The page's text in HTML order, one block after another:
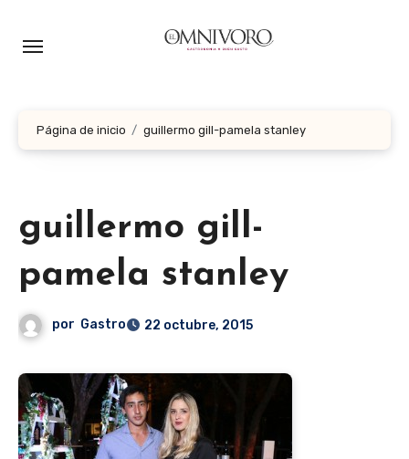
Página de inicio guillermo gill-pamela stanley
guillermo gill-
pamela stanley
por Gastro 22 octubre, 2015